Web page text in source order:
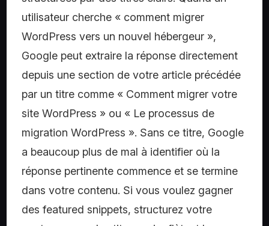
utilisateur cherche « comment migrer
WordPress vers un nouvel hébergeur »,
Google peut extraire la réponse directement
depuis une section de votre article précédée
par un titre comme « Comment migrer votre
site WordPress » ou « Le processus de
migration WordPress ». Sans ce titre, Google
a beaucoup plus de mal à identifier où la
réponse pertinente commence et se termine
dans votre contenu. Si vous voulez gagner
des featured snippets, structurez votre